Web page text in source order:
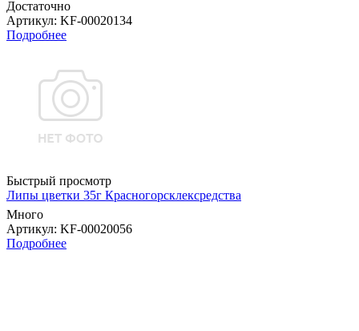
Достаточно
Артикул: KF-00020134
Подробнее
Быстрый просмотр
Липы цветки 35г Красногорсклексредства
Много
Артикул: KF-00020056
Подробнее